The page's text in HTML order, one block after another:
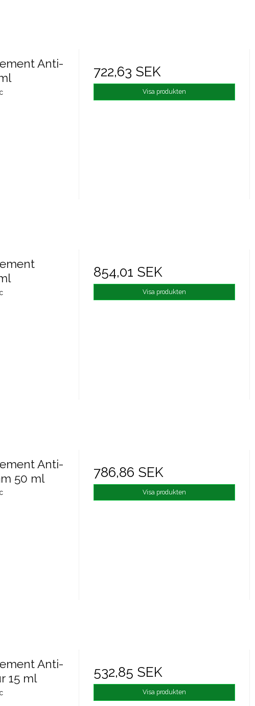
Anti-
722,63 SEK
Visa produkten
854,01 SEK
Visa produkten
Anti-
50 ml
786,86 SEK
Visa produkten
Anti-
15 ml
532,85 SEK
Visa produkten